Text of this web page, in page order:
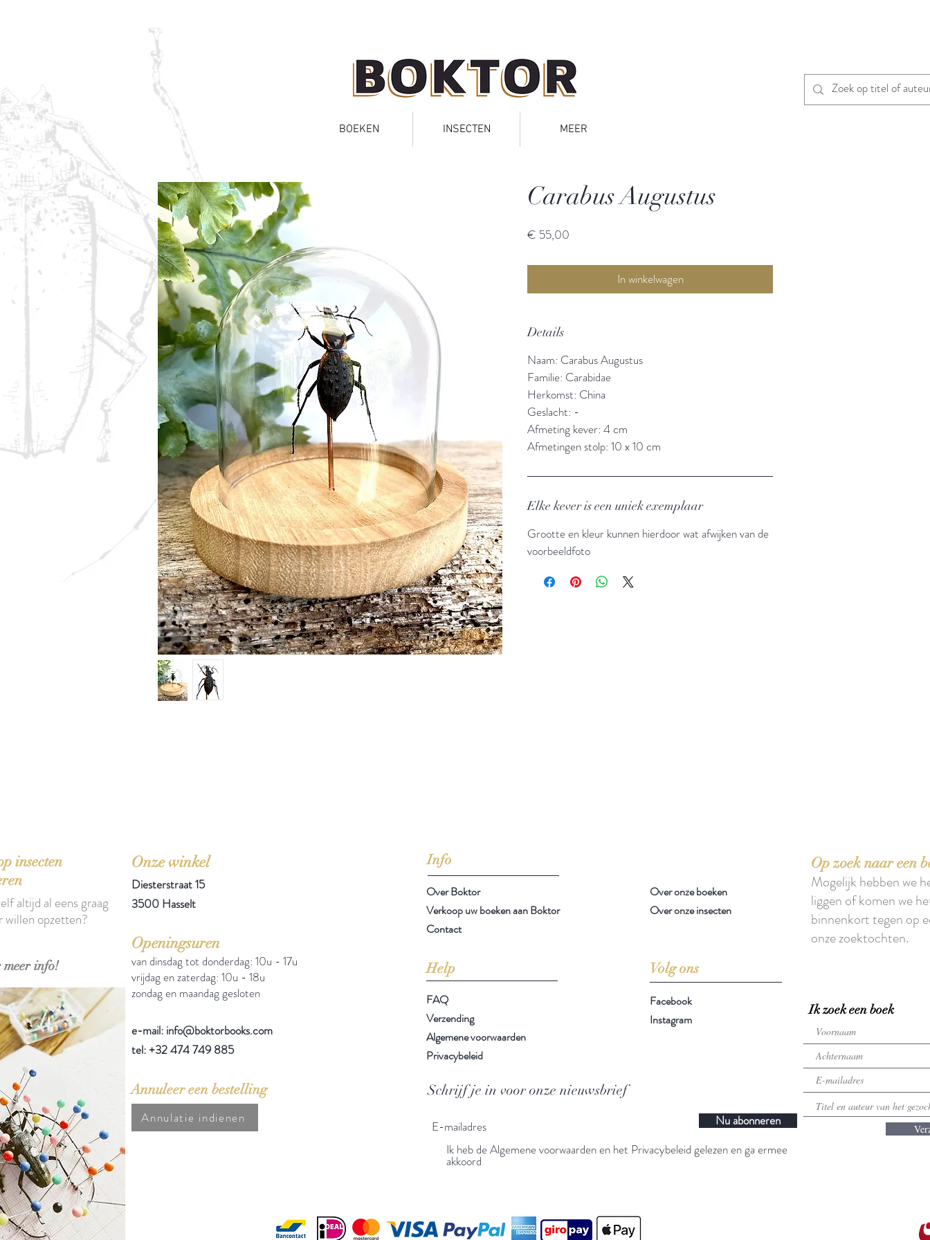
BOEKEN INSECTEN MEER
Carabus Augustus
€ 55,00
In winkelwagen
Details
Naam: Carabus Augustus
Familie: Carabidae
Herkomst: China
Geslacht: -
Afmeting kever: 4 cm
Afmetingen stolp: 10 x 10 cm
Elke kever is een uniek exemplaar
Grootte en kleur kunnen hierdoor wat afwijken van de
voorbeeldfoto
insecten
info!
altijd al eens graag
willen opzetten?
Onze winkel
Diesterstraat 15
3500 Hasselt
Openingsuren
van dinsdag tot donderdag: 10u - 17u
vrijdag en zaterdag: 10u - 18u
zondag en maandag gesloten
e-mail: info@boktorbooks.com
tel: +32 474 749 885
Info
Over Boktor
Verkoop uw boeken aan Boktor
Contact
Help Volg ons
Op zoek naar een
Mogelijk hebben we
liggen of komen we
binnenkort tegen op
onze zoektochten.
FAQ
Verzending
Algemene voorwaarden
Privacybeleid
Facebook
Instagram
Schrijf je in voor onze nieuwsbrief
Nu abonneren
Ik heb de Algemene voorwaarden en het Privacybeleid gelezen en ga ermee
akkoord
Ik zoek een boek
Over onze boeken
Over onze insecten
Annuleer een bestelling
Annulatie indienen